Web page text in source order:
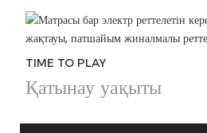
TIME TO PLAY
Қатынау уақыты